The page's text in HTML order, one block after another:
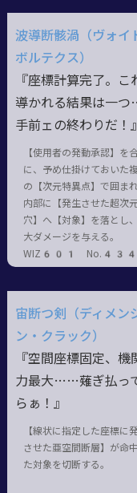
波導断骸渦（ヴォイ
ボルテクス）
『座標計算完了。こ
導かれる結果は一
手前ェの終わりだ！』
【使用者の発動承認】を
に、予め仕掛けておいた
の【次元特異点】で囲ま
内部に【発生させた超次
穴】へ【対象】を落とし
大ダメージを与える。
WIZ601 No.434
宙断つ剣（ディメン
ン・クラック）
『空間座標固定、機
力最大……薙ぎ払っ
らぁ！』
【線状に指定した座標に
させた亜空間断層】が命
た対象を切断する。